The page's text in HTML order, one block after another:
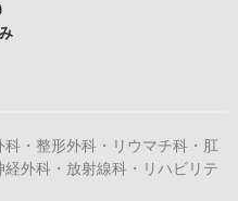
・整形外科・リウマチ科・肛
外科・放射線科・リハビリテ